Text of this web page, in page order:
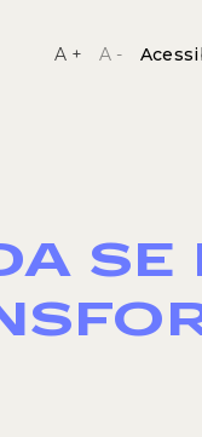
A + A -
SE